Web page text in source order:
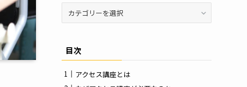
記
録
目次
アクセス講座とは